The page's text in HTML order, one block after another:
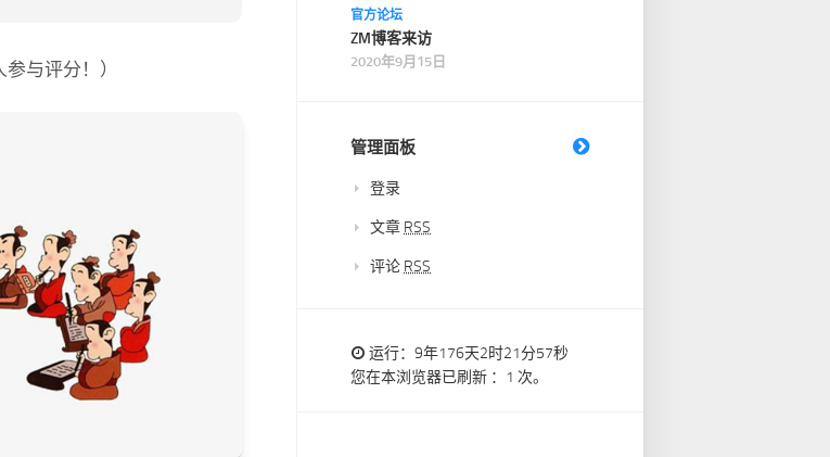
与评分！）
官方论坛
ZM博客来访
2020年9月15日
管理面板
登录
文章 RSS
评论 RSS
运行：9年176天2时21分58秒
您在本浏览器已刷新 ：1 次。